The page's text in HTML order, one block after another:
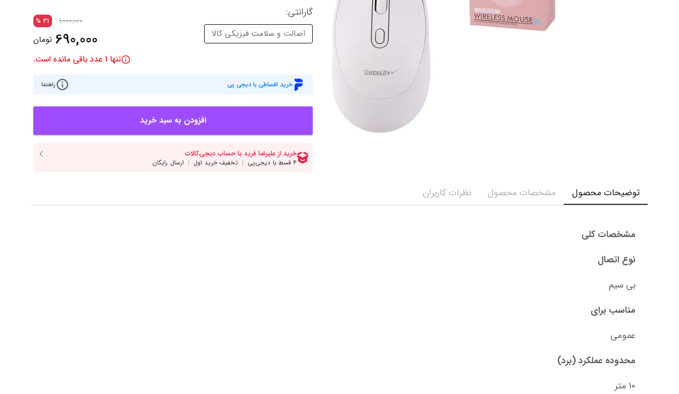
وبکم
اکسسوری
پاوربانک
کابل‌ها
کارت گرافیک
منبع تغذیه (پاور)
سی‌پی‌یو
مادربرد
گارانتی‌:
اصالت و سلامت فیزیکی کالا
1,000,000
31
%
690,000 تومان
تنها 1 عدد باقی مانده است.
خرید اقساطی با دیجی پی راهنما
افزودن به سبد خرید
توضیحات محصول مشخصات محصول نظرات کاربران
مشخصات کلی
نوع اتصال
بی سیم
مناسب برای
عمومی
محدوده عملکرد (برد)
10 متر